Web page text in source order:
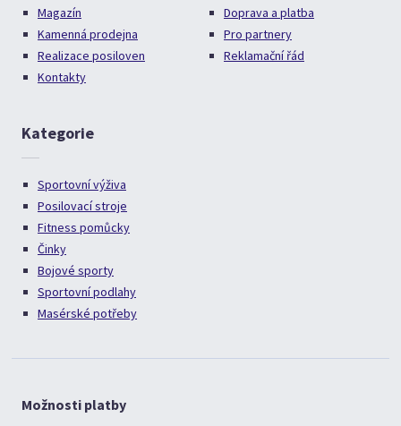
Magazín
Kamenná prodejna
Realizace posiloven
Kontakty
Doprava a platba
Pro partnery
Reklamační řád
Kategorie
Sportovní výživa
Posilovací stroje
Fitness pomůcky
Činky
Bojové sporty
Sportovní podlahy
Masérské potřeby
Možnosti platby